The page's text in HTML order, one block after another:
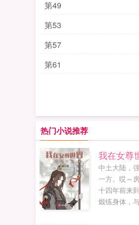
第49
第53
第57
第61
热门小说推荐
我在女尊
中土大陆，
一方。哎～
十四年前来
煅练身体，